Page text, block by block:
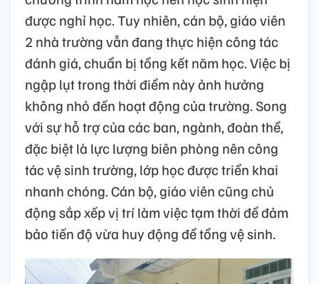
được nghỉ học. Tuy nhiên, cán bộ, giáo viên
2 nhà trường vẫn đang thực hiện công tác
đánh giá, chuẩn bị tổng kết năm học. Việc bị
ngập lụt trong thời điểm này ảnh hưởng
không nhỏ đến hoạt động của trường. Song
với sự hỗ trợ của các ban, ngành, đoàn thể,
đặc biệt là lực lượng biên phòng nên công
tác vệ sinh trường, lớp học được triển khai
nhanh chóng. Cán bộ, giáo viên cũng chủ
động sắp xếp vị trí làm việc tạm thời để đảm
bảo tiến độ vừa huy động để tổng vệ sinh.